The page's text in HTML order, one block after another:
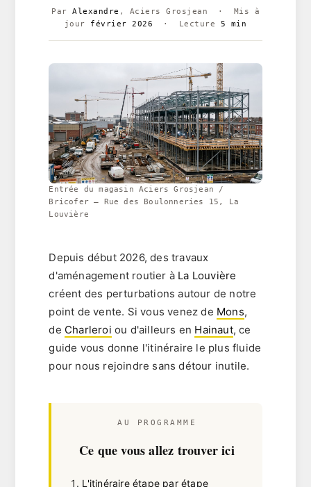
Par Alexandre , Aciers Grosjean · Mis à
jour février 2026 · Lecture 5 min
Entrée du magasin Aciers Grosjean /
Bricofer — Rue des Boulonneries 15, La
Louvière
Depuis début 2026, des travaux
d'aménagement routier à La Louvière
créent des perturbations autour de notre
point de vente. Si vous venez de Mons,
de Charleroi ou d'ailleurs en Hainaut, ce
guide vous donne l'itinéraire le plus fluide
pour nous rejoindre sans détour inutile.
AU PROGRAMME
Ce que vous allez trouver ici
L'itinéraire étape par étape